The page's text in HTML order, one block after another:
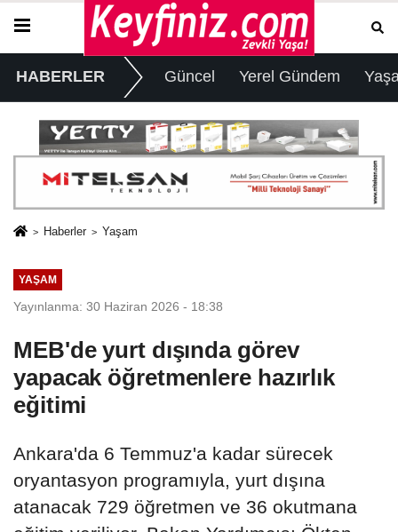
HABERLER Güncel Yerel Gündem
Haberler Yaşam
YAŞAM
Yayınlanma: 30 Haziran 2026 - 18:38
MEB'de yurt dışında görev
yapacak öğretmenlere hazırlık
eğitimi
Ankara'da 6 Temmuz'a kadar sürecek
oryantasyon programıyla, yurt dışına
atanacak 729 öğretmen ve 36 okutmana